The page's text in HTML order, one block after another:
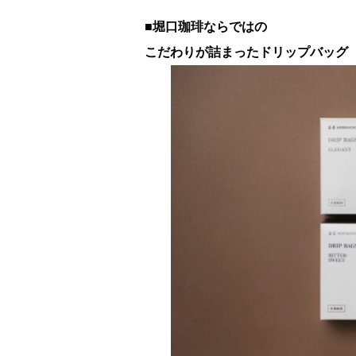
■堀口珈琲ならではの
こだわりが詰まったドリップバッグ